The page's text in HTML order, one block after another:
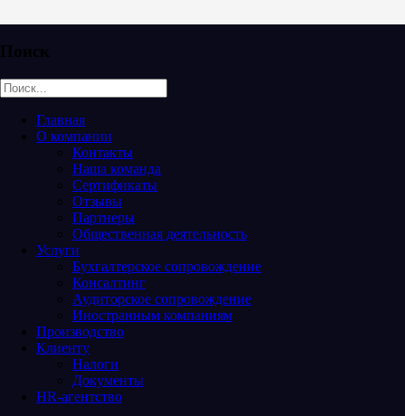
Поиск
Главная
О компании
Контакты
Наша команда
Сертификаты
Отзывы
Партнеры
Общественная деятельность
Услуги
Бухгалтерское сопровождение
Консалтинг
Аудиторское сопровождение
Иностранным компаниям
Производство
Клиенту
Налоги
Документы
HR-агентство